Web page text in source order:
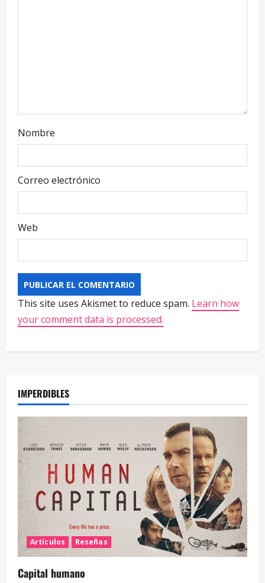
Nombre
Correo electrónico
Web
This site uses Akismet to reduce spam. Learn how
your comment data is processed.
IMPERDIBLES
Artículos Reseñas
Capital humano